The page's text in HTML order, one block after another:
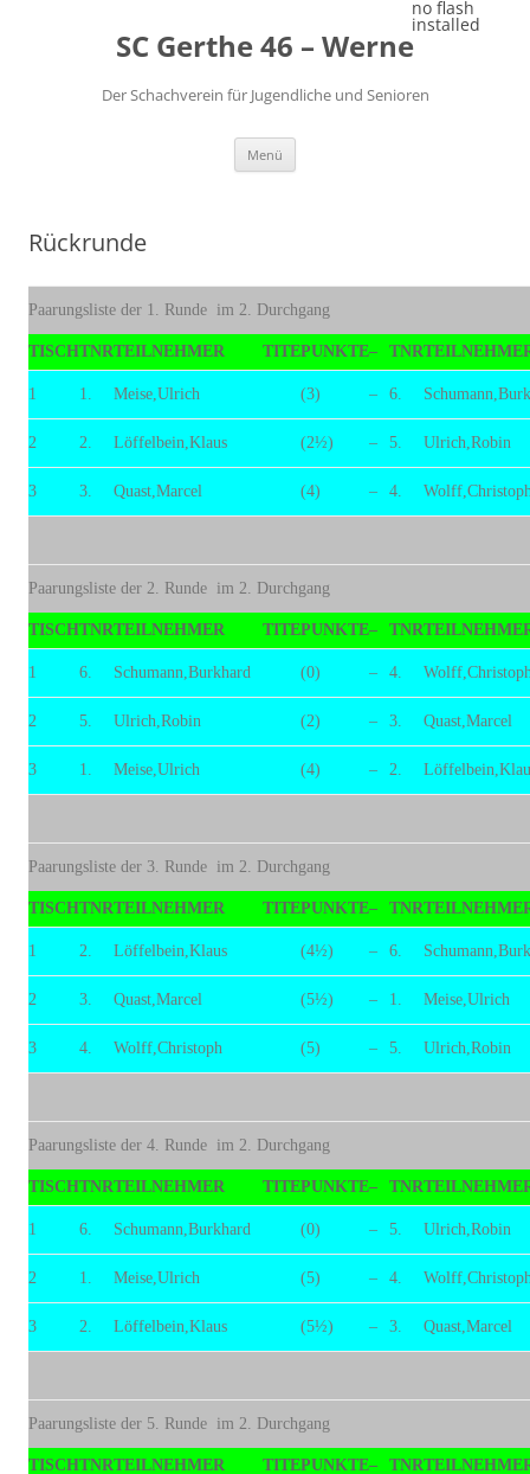
SC Gerthe 46 – Werne
Der Schachverein für Jugendliche und Senioren
Menü
Rückrunde
Paarungsliste der 1. Runde im 2. Durchgang
TISCHTNRTEILNEHMER TITEPUNKTE– TNR
1 1. Meise,Ulrich (3) – 6.
2 2. Löffelbein,Klaus (2½) – 5. Ulrich,Robin
3 3. Quast,Marcel (4) – 4.
Paarungsliste der 2. Runde im 2. Durchgang
TISCHTNRTEILNEHMER TITEPUNKTE– TNR
1 6. Schumann,Burkhard (0) – 4.
2 5. Ulrich,Robin (2) – 3. Quast,Marcel
3 1. Meise,Ulrich (4) – 2.
Paarungsliste der 3. Runde im 2. Durchgang
TISCHTNRTEILNEHMER TITEPUNKTE– TNR
1 2. Löffelbein,Klaus (4½) – 6.
2 3. Quast,Marcel (5½) – 1. Meise,Ulrich
3 4. Wolff,Christoph (5) – 5. Ulrich,Robin
Paarungsliste der 4. Runde im 2. Durchgang
TISCHTNRTEILNEHMER TITEPUNKTE– TNR
1 6. Schumann,Burkhard (0) – 5. Ulrich,Robin
2 1. Meise,Ulrich (5) – 4.
3 2. Löffelbein,Klaus (5½) – 3. Quast,Marcel
Paarungsliste der 5. Runde im 2. Durchgang
TISCHTNRTEILNEHMER TITEPUNKTE– TNR
no flash
installed